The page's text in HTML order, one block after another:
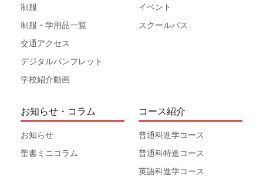
制服
制服・学用品一覧
交通アクセス
デジタルパンフレット
学校紹介動画
イベント
スクールバス
お知らせ・コラム
お知らせ
聖書ミニコラム
コース紹介
普通科進学コース
普通科特進コース
英語科進学コース